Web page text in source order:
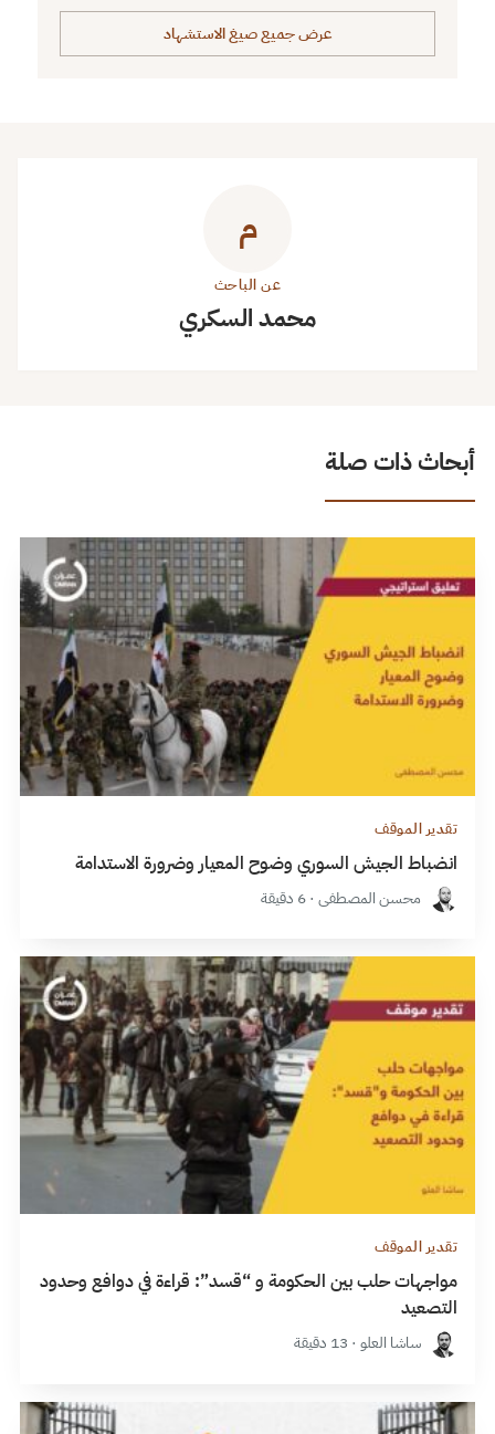
عرض جميع صيغ الاستشهاد
م
عن الباحث
محمد السكري
أبحاث ذات صلة
تقدير الموقف
انضباط الجيش السوري وضوح المعيار وضرورة الاستدامة
محسن المصطفى · 6 دقيقة
تقدير الموقف
مواجهات حلب بين الحكومة و “قسد”: قراءة في دوافع وحدود
التصعيد
ساشا العلو · 13 دقيقة